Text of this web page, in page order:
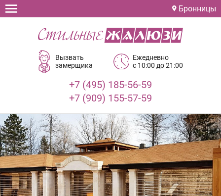
Бронницы
Вызвать
замерщика
Ежедневно
с 10:00 до 21:00
+7 (495) 185-56-59
+7 (909) 155-57-59